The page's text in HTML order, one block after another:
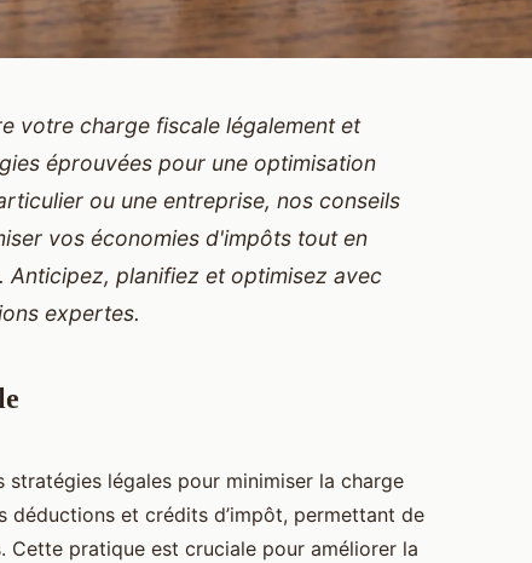
votre charge fiscale légalement et
éprouvées pour une optimisation
ou une entreprise, nos conseils
vos économies d'impôts tout en
Anticipez, planifiez et optimisez avec
expertes.
stratégies légales pour minimiser la charge
déductions et crédits d’impôt, permettant de
pratique est cruciale pour améliorer la